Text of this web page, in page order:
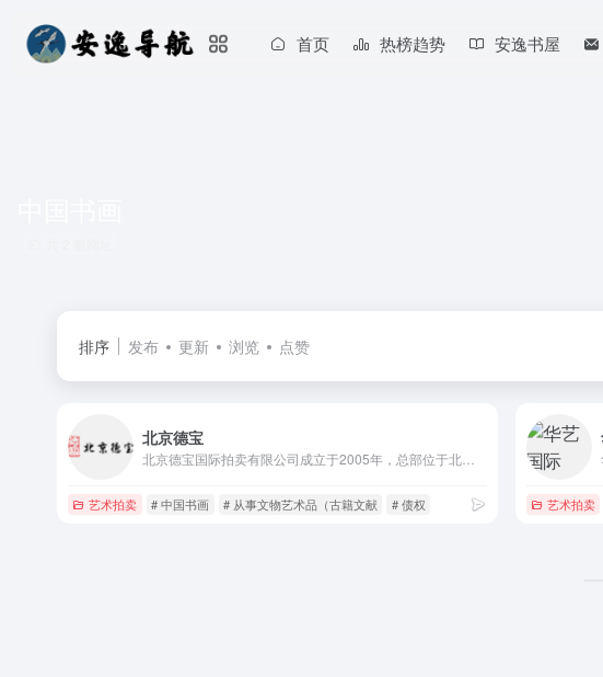
首页 热榜趋势 安逸书屋
排序 发布 更新 浏览 点赞
北京德宝
艺术拍卖 # 中国书画 # 从事文物艺术品（古籍文献 # 债权 艺术拍卖